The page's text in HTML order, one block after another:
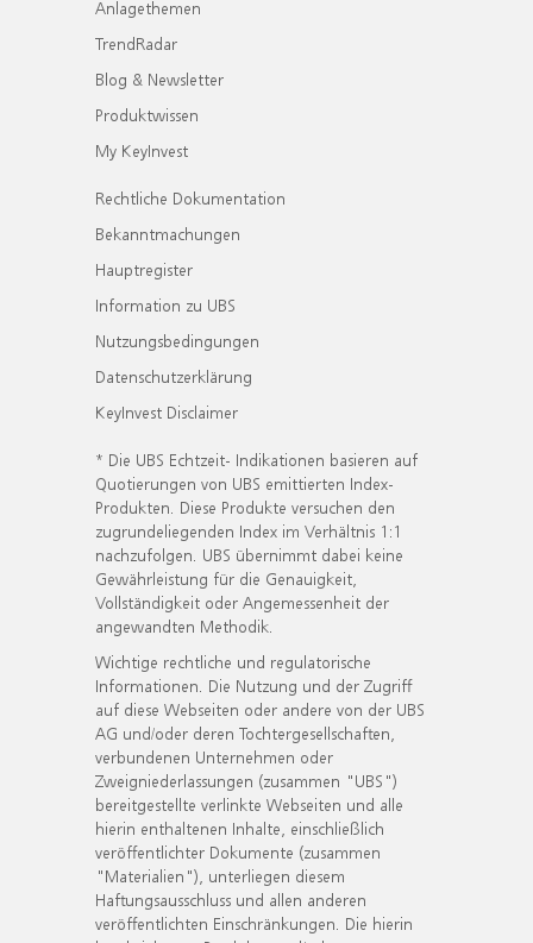
Anlagethemen
TrendRadar
Blog & Newsletter
Produktwissen
My KeyInvest
Rechtliche Dokumentation
Bekanntmachungen
Hauptregister
Information zu UBS
Nutzungsbedingungen
Datenschutzerklärung
KeyInvest Disclaimer
* Die UBS Echtzeit- Indikationen basieren auf
Quotierungen von UBS emittierten Index-
Produkten. Diese Produkte versuchen den
zugrundeliegenden Index im Verhältnis 1:1
nachzufolgen. UBS übernimmt dabei keine
Gewährleistung für die Genauigkeit,
Vollständigkeit oder Angemessenheit der
angewandten Methodik.
Wichtige rechtliche und regulatorische
Informationen. Die Nutzung und der Zugriff
auf diese Webseiten oder andere von der UBS
AG und/oder deren Tochtergesellschaften,
verbundenen Unternehmen oder
Zweigniederlassungen (zusammen "UBS")
bereitgestellte verlinkte Webseiten und alle
hierin enthaltenen Inhalte, einschließlich
veröffentlichter Dokumente (zusammen
"Materialien"), unterliegen diesem
Haftungsausschluss und allen anderen
veröffentlichten Einschränkungen. Die hierin